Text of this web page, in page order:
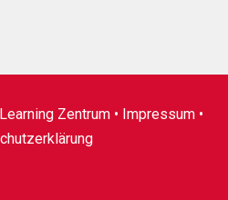
Zentrum • Impressum•